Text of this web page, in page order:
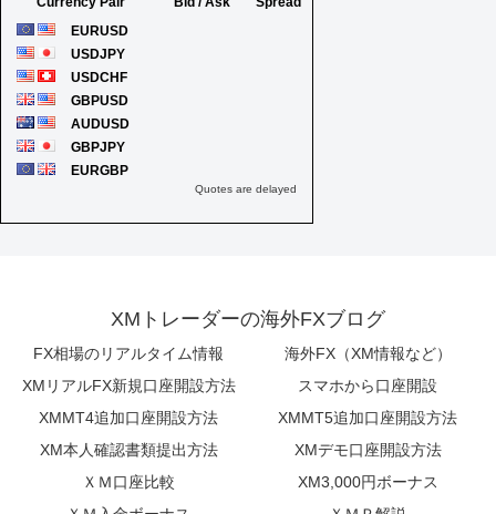
XMトレーダーの海外FXブログ
FX相場のリアルタイム情報
海外FX（XM情報など）
XMリアルFX新規口座開設方法
スマホから口座開設
XMMT4追加口座開設方法
XMMT5追加口座開設方法
XM本人確認書類提出方法
XMデモ口座開設方法
ＸＭ口座比較
XM3,000円ボーナス